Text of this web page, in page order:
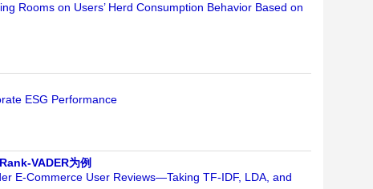
Rooms on Users’ Herd Consumption Behavior Based on
ESG Performance
VADER为例
E-Commerce User Reviews—Taking TF-IDF, LDA, and